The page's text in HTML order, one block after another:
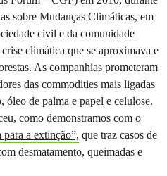
sobre Mudanças Climáticas, em
civil e da comunidade
climática que se aproximava e
As companhias prometeram
das commodities mais ligadas
óleo de palma e papel e celulose.
como demonstramos com o
a extinção”, que traz casos de
desmatamento, queimadas e